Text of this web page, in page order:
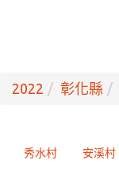
2022 彰化縣
秀水村 安溪村